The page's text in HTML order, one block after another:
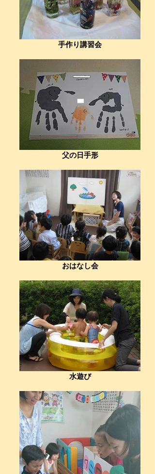
手作り講習会
父の日手形
おはなし会
水遊び